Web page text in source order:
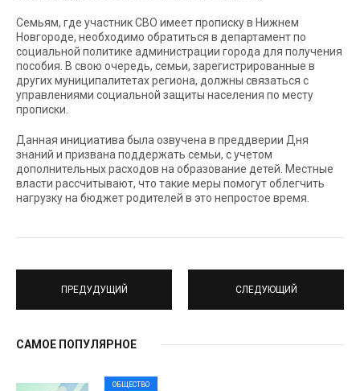
Семьям, где участник СВО имеет прописку в Нижнем
Новгороде, необходимо обратиться в департамент по
социальной политике администрации города для получения
пособия. В свою очередь, семьи, зарегистрированные в
других муниципалитетах региона, должны связаться с
управлениями социальной защиты населения по месту
прописки.
Данная инициатива была озвучена в преддверии Дня
знаний и призвана поддержать семьи, с учетом
дополнительных расходов на образование детей. Местные
власти рассчитывают, что такие меры помогут облегчить
нагрузку на бюджет родителей в это непростое время.
ПРЕДУДУЩИЙ СЛЕДУЮЩИЙ
САМОЕ ПОПУЛЯРНОЕ
ОБЩЕСТВО